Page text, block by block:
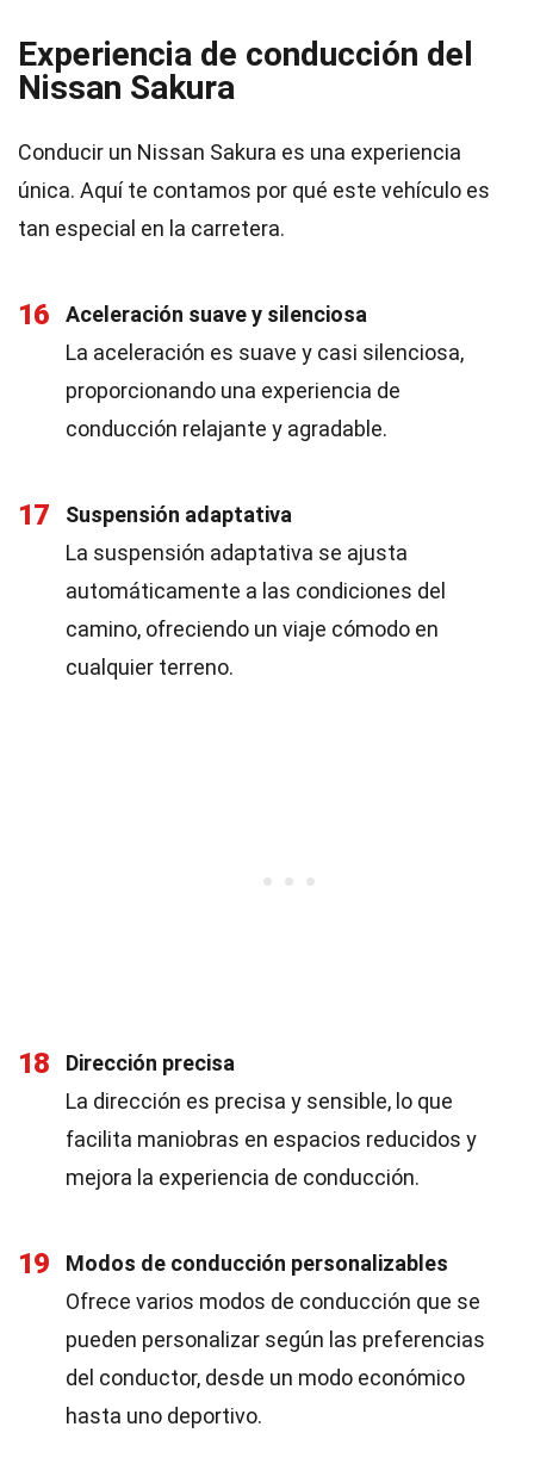
Experiencia de conducción del
Nissan Sakura
Conducir un Nissan Sakura es una experiencia
única. Aquí te contamos por qué este vehículo es
tan especial en la carretera.
16
Aceleración suave y silenciosa
La aceleración es suave y casi silenciosa,
proporcionando una experiencia de
conducción relajante y agradable.
17
Suspensión adaptativa
La suspensión adaptativa se ajusta
automáticamente a las condiciones del
camino, ofreciendo un viaje cómodo en
cualquier terreno.
18
Dirección precisa
La dirección es precisa y sensible, lo que
facilita maniobras en espacios reducidos y
mejora la experiencia de conducción.
19
Modos de conducción personalizables
Ofrece varios modos de conducción que se
pueden personalizar según las preferencias
del conductor, desde un modo económico
hasta uno deportivo.